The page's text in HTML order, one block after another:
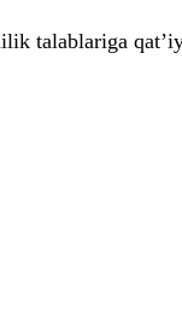
talablariga